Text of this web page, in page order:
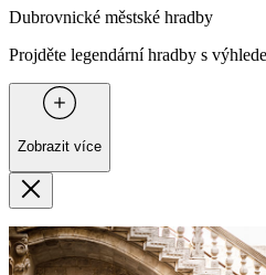
Dubrovnické městské hradby
Projděte legendární hradby s
Zobrazit více